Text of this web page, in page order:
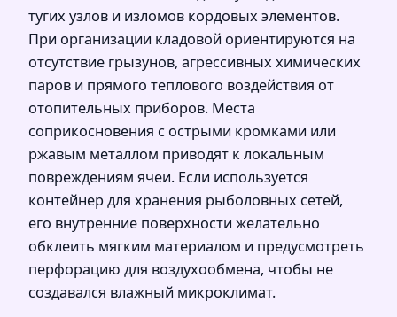
тугих узлов и изломов кордовых элементов.
При организации кладовой ориентируются на
отсутствие грызунов, агрессивных химических
паров и прямого теплового воздействия от
отопительных приборов. Места
соприкосновения с острыми кромками или
ржавым металлом приводят к локальным
повреждениям ячеи. Если используется
контейнер для хранения рыболовных сетей,
его внутренние поверхности желательно
обклеить мягким материалом и предусмотреть
перфорацию для воздухообмена, чтобы не
создавался влажный микроклимат.